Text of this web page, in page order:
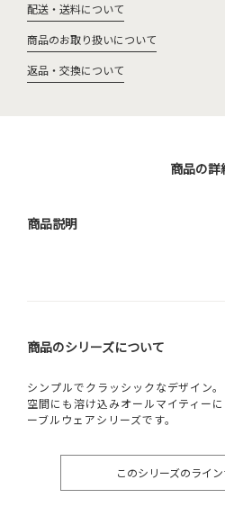
配送・送料について
商品のお取り扱いについて
返品・交換について
商品の詳
商品説明
商品のシリーズについて
シンプルでクラッシックなデザイン
空間にも溶け込みオールマイティー
ーブルウェアシリーズです。
このシリーズのライ